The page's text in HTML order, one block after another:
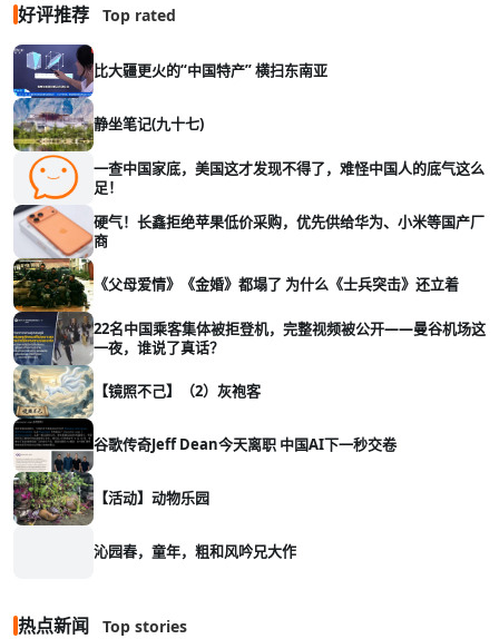
好评推荐 Top rated
比大疆更火的“中国特产” 横扫东南亚
静坐笔记(九十七)
一查中国家底，美国这才发现不得了，难怪中国人的底气这么
足！
硬气！长鑫拒绝苹果低价采购，优先供给华为、小米等国产厂
商
《父母爱情》《金婚》都塌了 为什么《士兵突击》还立着
22名中国乘客集体被拒登机，完整视频被公开——曼谷机场这
一夜，谁说了真话？
【镜照不己】（2）灰袍客
谷歌传奇Jeff Dean今天离职 中国AI下一秒交卷
【活动】动物乐园
沁园春，童年，粗和风吟兄大作
热点新闻 Top stories